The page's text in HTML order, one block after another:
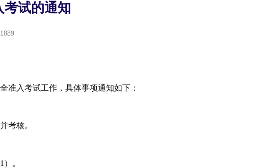
考试的通知
1889
准入考试工作，具体事项通知如下：
考核。
1）。